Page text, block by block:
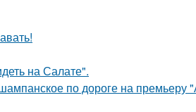
на Салате".
по дороге на премьеру